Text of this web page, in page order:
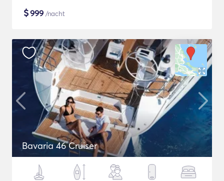
$999 /nacht
Bavaria 46 Cruiser